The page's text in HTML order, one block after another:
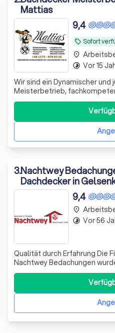
Mattias
local_offer Sofort
9,4
Wir sind ein Dynamischer und
Meisterbetrieb,
Neubau oder Sanierung,
unserem umfangreichen
Dienstleistung einer Dachdeckerei an.
passende Lösung für nahezu
place
timelapse Vor 15
3.Nachtwey
Dachdecker in
9,4
Qualität durch Erfahrung Die
Nachtwey Bedachungen
Dachdeckermeister Otto
von dort an bis zum Jahre
Antoniusstr. 3 in Gelsenkirchen-
Anschluss zog die Firma
place
timelapse Vor 56